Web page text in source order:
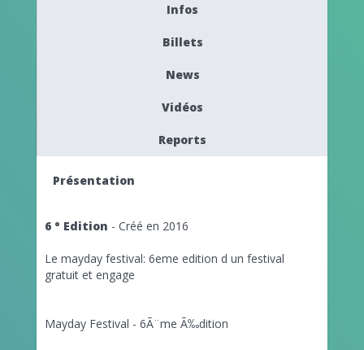
Infos
Billets
News
Vidéos
Reports
Présentation
6 ° Edition - Créé en 2016
Le mayday festival: 6eme edition d un festival
gratuit et engage
Mayday Festival - 6Ã¨me Ã‰dition